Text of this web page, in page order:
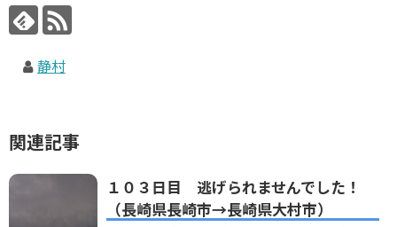
静村
関連記事
１０３日目 逃げられませんでした！
（長崎県長崎市→長崎県大村市）